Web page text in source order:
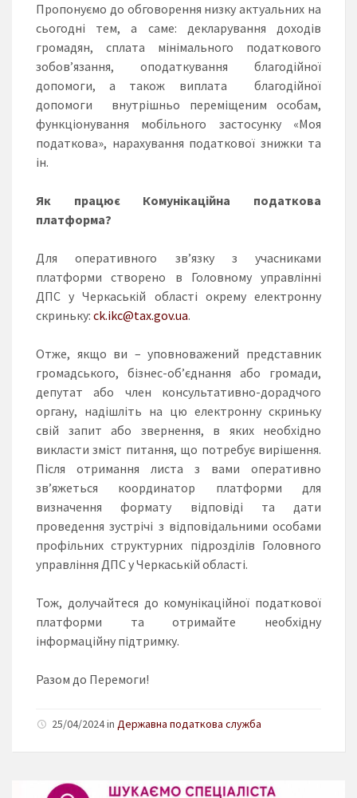
Пропонуємо до обговорення низку актуальних на
сьогодні тем, а саме: декларування доходів
громадян, сплата мінімального податкового
зобов’язання, оподаткування благодійної
допомоги, а також виплата благодійної
допомоги внутрішньо переміщеним особам,
функціонування мобільного застосунку «Моя
податкова», нарахування податкової знижки та
ін.
Як працює Комунікаційна податкова
платформа?
Для оперативного зв’язку з учасниками
платформи створено в Головному управлінні
ДПС у Черкаській області окрему електронну
скриньку: ck.ikc@tax.gov.ua.
Отже, якщо ви – уповноважений представник
громадського, бізнес-об’єднання або громади,
депутат або член консультативно-дорадчого
органу, надішліть на цю електронну скриньку
свій запит або звернення, в яких необхідно
викласти зміст питання, що потребує вирішення.
Після отримання листа з вами оперативно
зв’яжеться координатор платформи для
визначення формату відповіді та дати
проведення зустрічі з відповідальними особами
профільних структурних підрозділів Головного
управління ДПС у Черкаській області.
Тож, долучайтеся до комунікаційної податкової
платформи та отримайте необхідну
інформаційну підтримку.
Разом до Перемоги!
25/04/2024 in Державна податкова служба